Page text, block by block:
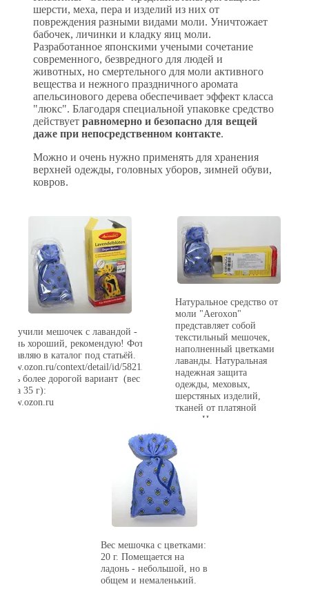
шерсти, меха, пера и изделий из них от
повреждения разными видами моли. Уничтожает
бабочек, личинки и кладку яиц моли.
Разработанное японскими учеными сочетание
современного, безвредного для людей и
животных, но смертельного для моли активного
вещества и нежного праздничного аромата
апельсинового дерева обеспечивает эффект класса
"люкс". Благодаря специальной упаковке средство
действует равномерно и безопасно для вещей
даже при непосредственном контакте.
Можно и очень нужно применять для хранения
верхней одежды, головных уборов, зимней обуви,
ковров.
Получили мешочек с лавандой -
очень хороший, рекомендую! Фото
добавляю в каталог под статьёй.
www.ozon.ru/context/detail/id/5821208/
Есть более дорогой вариант (вес не
20, а 35 г):
www.ozon.ru
Натуральное средство от
моли "Aeroxon"
представляет собой
текстильный мешочек,
наполненный цветками
лаванды. Натуральная
надежная защита
одежды, меховых,
шерстяных изделий,
тканей от платяной
моли. Цветки лаванды
профилактики, так и
борьбы с уже
"поселившейся" молью.
Вес мешочка с цветками:
20 г. Помещается на
ладонь - небольшой, но в
общем и немаленький.